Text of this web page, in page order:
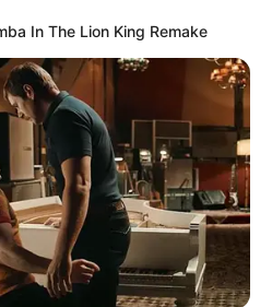
In The Lion King Remake